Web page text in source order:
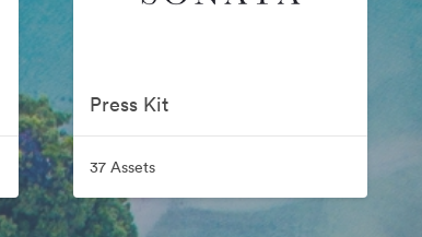
Press Kit
37 Assets